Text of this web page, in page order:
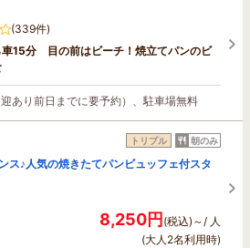
(339件)
車15分 目の前はビーチ！焼立てパンのビ
あり前日までに要予約）、駐車場無料
トリプル 朝のみ
ス♪人気の焼きたてパンビュッフェ付スタ
8,250円(税込)～/ 人
(大人2名利用時)